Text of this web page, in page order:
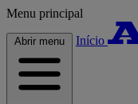
Menu principal
Abrir menu Início